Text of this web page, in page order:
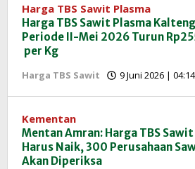
Harga TBS Sawit Plasma
Harga TBS Sawit Plasma Kalteng
Periode II-Mei 2026 Turun
per Kg
Harga TBS Sawit 9 Juni 2026 |
Kementan
Mentan Amran: Harga TBS Sawit
Harus Naik, 300 Perusahaan
Akan Diperiksa